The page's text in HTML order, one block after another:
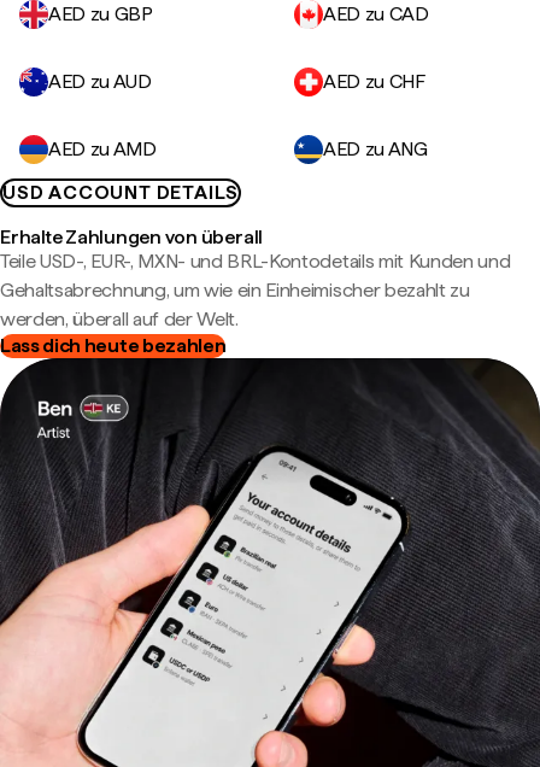
AED zu GBP AED zu CAD
AED zu AUD AED zu CHF
AED zu AMD
AED zu ANG
USD ACCOUNT DETAILS
Erhalte Zahlungen von überall
Teile USD-, EUR-, MXN- und BRL-Kontodetails mit Kunden und
Gehaltsabrechnung, um wie ein Einheimischer bezahlt zu
werden, überall auf der Welt.
Lass dich heute bezahlen